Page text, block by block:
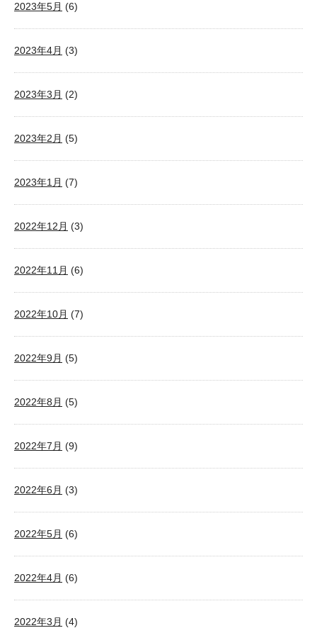
2023年5月 (6)
2023年4月 (3)
2023年3月 (2)
2023年2月 (5)
2023年1月 (7)
2022年12月 (3)
2022年11月 (6)
2022年10月 (7)
2022年9月 (5)
2022年8月 (5)
2022年7月 (9)
2022年6月 (3)
2022年5月 (6)
2022年4月 (6)
2022年3月 (4)